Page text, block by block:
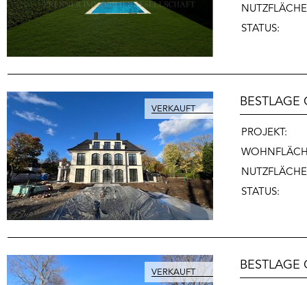
STATUS:
BESTLAGE
PROJEKT:
STATUS:
BESTLAGE